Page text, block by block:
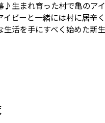
♪生まれ育った村で亀のア
イビーと一緒には村に居辛
生活を手にすべく始めた新